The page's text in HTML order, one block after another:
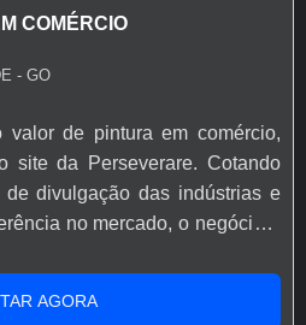
COMÉRCIO
- GO
valor de pintura em comércio,
site da Perseverare. Cotando
divulgação das indústrias e
no mercado, o negócio é
da Perseverare
com orientações para a
AGORA